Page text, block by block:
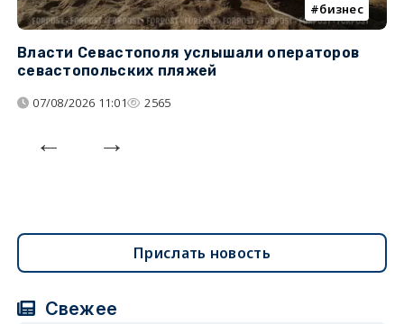
бизнес
Власти Севастополя услышали операторов
севастопольских пляжей
07/08/2026 11:01 2565
Прислать новость
Свежее